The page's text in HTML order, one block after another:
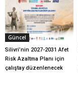
Güncel
Silivri’nin 2027-2031 Afet
Risk Azaltma Planı için
çalıştay düzenlenecek